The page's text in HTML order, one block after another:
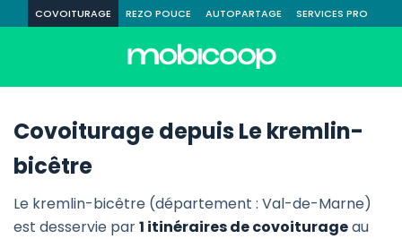
COVOITURAGE REZO POUCE AUTOPARTAGE SERVICES PRO
Covoiturage depuis Le kremlin-
bicêtre
Le kremlin-bicêtre (département : Val-de-Marne)
est desservie par1 itinéraires de covoiturageau